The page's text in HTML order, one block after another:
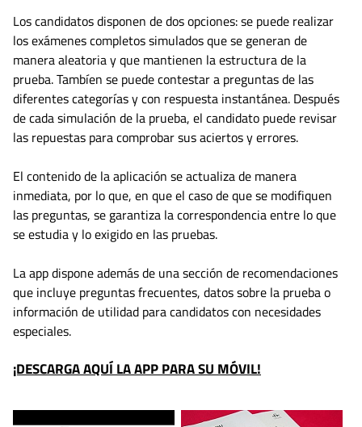
Los candidatos disponen de dos opciones: se puede realizar
los exámenes completos simulados que se generan de
manera aleatoria y que mantienen la estructura de la
prueba. Tambíen se puede contestar a preguntas de las
diferentes categorías y con respuesta instantánea. Después
de cada simulación de la prueba, el candidato puede revisar
las repuestas para comprobar sus aciertos y errores.
El contenido de la aplicación se actualiza de manera
inmediata, por lo que, en que el caso de que se modifiquen
las preguntas, se garantiza la correspondencia entre lo que
se estudia y lo exigido en las pruebas.
La app dispone además de una sección de recomendaciones
que incluye preguntas frecuentes, datos sobre la prueba o
información de utilidad para candidatos con necesidades
especiales.
¡DESCARGA AQUÍ LA APP PARA SU MÓVIL!